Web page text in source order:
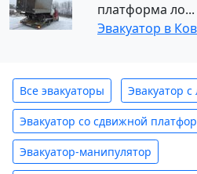
платформа ло...
Эвакуатор в
Все эвакуаторы Эвакуатор
Эвакуатор со сдвижной
Эвакуатор-манипулятор